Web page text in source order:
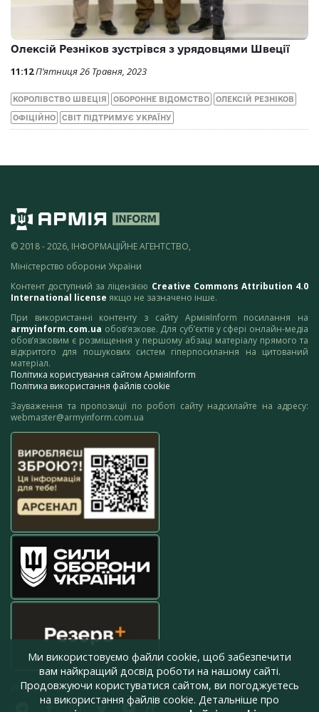
Олексій Резніков зустрівся з урядовцями Швеції
11:12П’ятниця 26 Травня, 2023
КОРОЛІВСТВО ШВЕЦІЯ ОБОРОННЕ ВІДОМСТВО ОЛЕКСІЙ РЕЗНІКОВ
ОФІЦІЙНО СВІТ ПІДТРИМУЄ УКРАЇНУ
© 2018 - 2026, ІНФОРМАЦІЙНЕ АГЕНТСТВО,
Міністерство оборони України
Контент доступний за ліцензією Creative Commons Attribution 4.0
International license якщо не зазначено інше.
При використанні контенту з сайту АрміяInform посилання на
armyinform.com.ua обов’язкове. Для суб’єктів у сфері онлайн-медіа
обов’язковим є розміщення у першому абзаці матеріалу прямого та
відкритого для пошукових систем гіперпосилання на цитований
матеріал.
Політика користування сайтом АрміяInform
Політика використання файлів cookie
Зауваження та пропозиції по роботі сайту надсилайте на адресу:
webmaster@armyinform.com.ua
press@armyinform.com.ua
Ми використовуємо файли cookie, щоб забезпечити
вам найкращий досвід роботи на нашому сайті.
Продовжуючи користуватися сайтом, ви погоджуєтесь
на використання файлів cookie. Детальніше про